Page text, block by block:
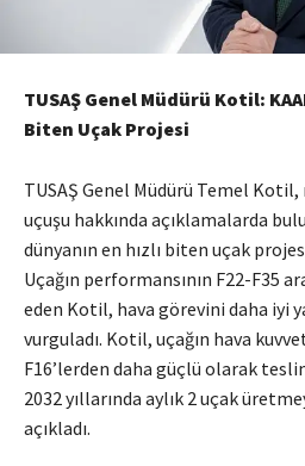
TUSAŞ Genel Müdürü Kotil:
Biten Uçak Projesi
TUSAŞ Genel Müdürü Temel Kotil,
uçuşu hakkında açıklamalarda
dünyanın en hızlı biten uçak
Uçağın performansının F22-F35
eden Kotil, hava görevini daha iyi
vurguladı. Kotil, uçağın hava
F16’lerden daha güçlü olarak
2032 yıllarında aylık 2 uçak
açıkladı.